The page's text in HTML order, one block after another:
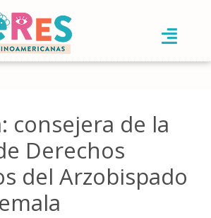
consejera de la
Derechos
del Arzobispado